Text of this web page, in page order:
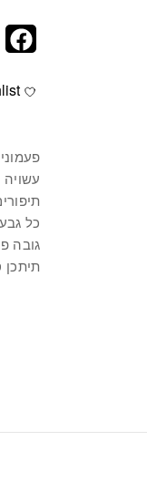
עשויה בד
כל גבעול עם 3 פרחים
גובה